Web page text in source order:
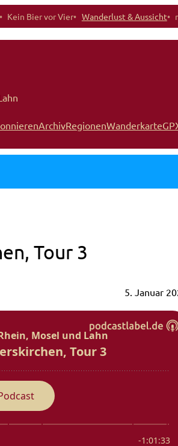
Kein Bier vor Vier Wanderlust & Aussicht
ArchivRegionenWanderkarte
Tour 3
5. Januar